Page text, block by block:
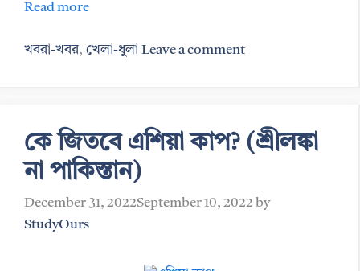
Read more
Categories
খবরা-খবর, খেলা-ধুলা Leave a comment
কে জিতবে এশিয়া কাপ? (শ্রীলঙ্কা
না পাকিস্তান)
December 31, 2022September 10, 2022 by
StudyOurs